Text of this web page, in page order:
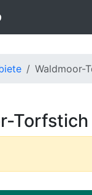
Waldmoor-
Torfstich